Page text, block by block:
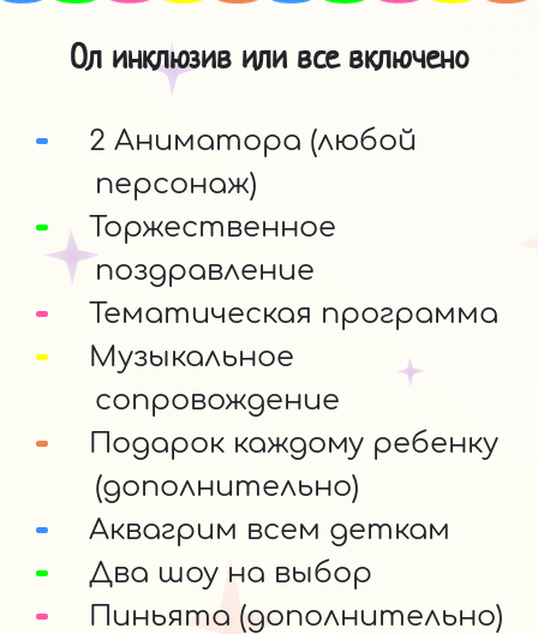
Ол инклюзив или все включено
2 Аниматора (любой
персонаж)
Торжественное
поздравление
Тематическая программа
Музыкальное
сопровождение
Подарок каждому ребенку
(дополнительно)
Аквагрим всем деткам
Два шоу на выбор
Пиньята (дополнительно)